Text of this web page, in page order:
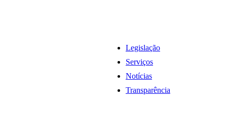
Legislação
Serviços
Notícias
Transparência